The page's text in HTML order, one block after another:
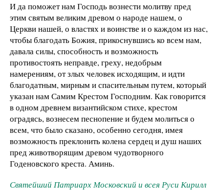
И да поможет нам Господь вознести молитву пред
этим святым великим древом о народе нашем, о
Церкви нашей, о властях и воинстве и о каждом из нас,
чтобы благодать Божия, прикоснувшись ко всем нам,
давала силы, способность и возможность
противостоять неправде, греху, недобрым
намерениям, от злых человек исходящим, и идти
благодатным, мирным и спасительным путем, который
указан нам Самим Крестом Господним. Как говорится
в одном древнем византийском стихе, крестом
оградясь, вознесем песнопение и будем молиться о
всем, что было сказано, особенно сегодня, имея
возможность преклонить колена сердец и душ наших
пред животворящим древом чудотворного
Годеновского креста. Аминь.
Святейший Патриарх Московский и всея Руси Кирилл